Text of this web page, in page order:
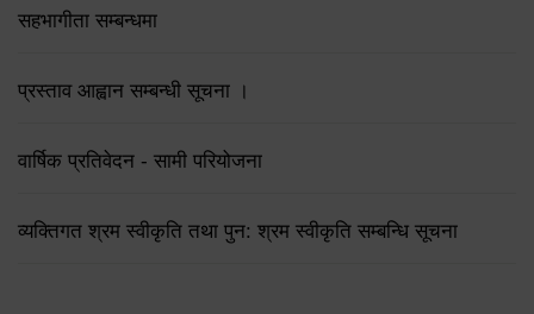
सहभागीता सम्बन्धमा
प्रस्ताव आह्वान सम्बन्धी सूचना ।
वार्षिक प्रतिवेदन - सामी परियोजना
व्यक्तिगत श्रम स्वीकृति तथा पुन: श्रम स्वीकृति सम्बन्धि सूचना